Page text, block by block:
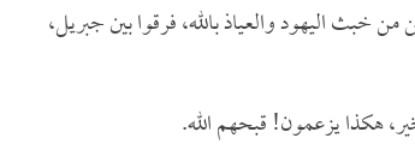
27]، ولكن من خبث اليهود والعياذ بالله، فرقوا بين جبريل،
هكذا يزعمون! قبحهم الله.